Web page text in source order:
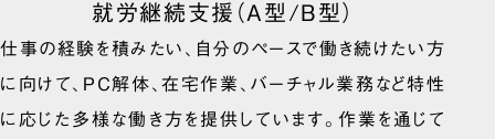
就労継続支援（A型/B型）
仕事の経験を積みたい、自分のペースで働き続けたい方
に向けて、PC解体、在宅作業、バーチャル業務など特性
に応じた多様な働き方を提供しています。作業を通じて